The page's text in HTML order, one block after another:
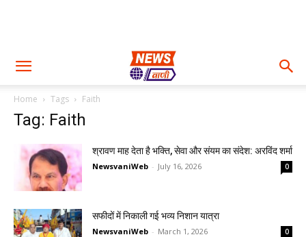
Home Tags Faith
Tag: Faith
श्रावण माह देता है भक्ति, सेवा और संयम का संदेश: अरविंद शर्मा
NewsvaniWeb - July 16, 2026 0
सफीदों में निकाली गई भव्य निशान यात्रा
NewsvaniWeb - March 1, 2026 0